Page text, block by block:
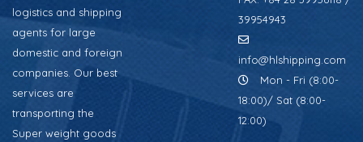
logistics and shipping
agents for large
domestic and foreign
companies. Our best
services are
transporting the
Super weight goods
39954943
info@hlshipping.com
Mon - Fri (8:00-
18:00)/ Sat (8:00-
12:00)